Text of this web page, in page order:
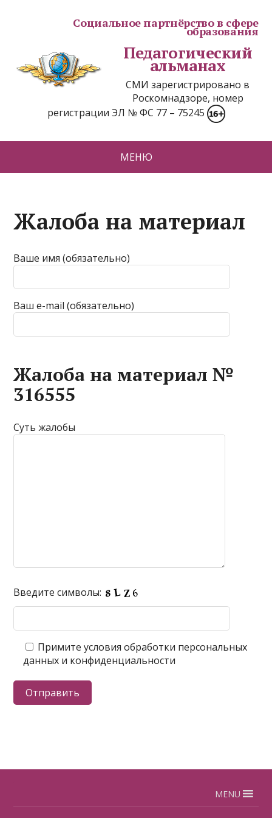
Социальное партнёрство в сфере
образования
Педагогический
альманах
СМИ зарегистрировано в
Роскомнадзоре, номер
регистрации ЭЛ № ФС 77 – 75245
МЕНЮ
Жалоба на материал
Ваше имя (обязательно)
Ваш e-mail (обязательно)
Жалоба на материал №
316555
Суть жалобы
Введите символы:
Примите условия обработки персональных
данных и конфиденциальности
MENU